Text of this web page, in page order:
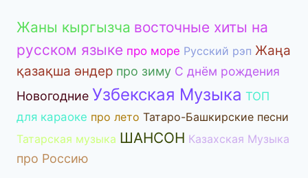
Жаны кыргызча восточные хиты на
русском языке про море Русский рэп Жаңа
қазақша әндер про зиму С днём рождения
Новогодние Узбекская Музыка ТОП
для караоке про лето Татаро-Башкирские песни
Татарская музыка ШАНСОН Казахская Музыка
про Россию